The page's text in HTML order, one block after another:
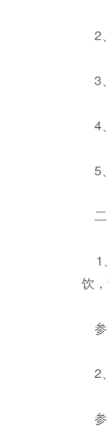
2
3
4
5
二
1
饮
参
2
参